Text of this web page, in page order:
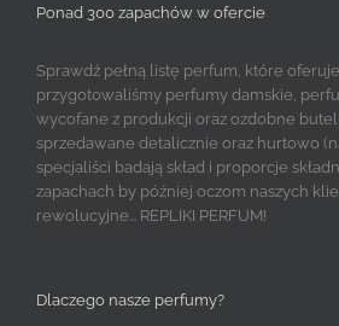
Ponad 300 zapachów w ofercie
Sprawdź pełną listę perfum, które
przygotowaliśmy perfumy damskie,
wycofane z produkcji oraz ozdobne
sprzedawane detalicznie oraz hurtowo
specjaliści badają skład i proporcje
zapachach by później oczom naszych
rewolucyjne... REPLIKI PERFUM!
Dlaczego nasze perfumy?